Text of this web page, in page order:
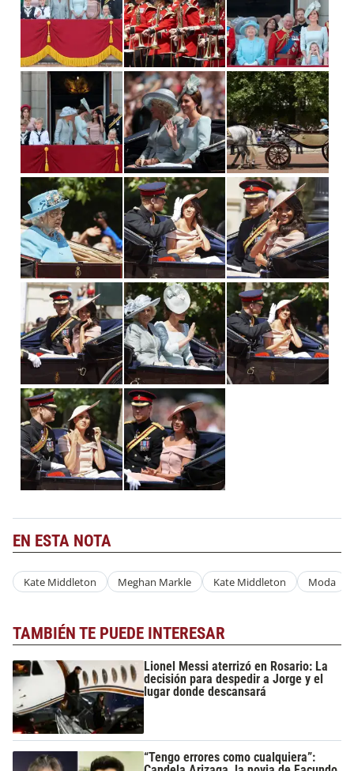
EN ESTA NOTA
Kate Middleton Meghan Markle Kate Middleton Moda
TAMBIÉN TE PUEDE INTERESAR
Lionel Messi aterrizó en Rosario: La
decisión para despedir a Jorge y el
lugar donde descansará
“Tengo errores como cualquiera”: